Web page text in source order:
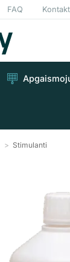
FAQ
> Stimulanti